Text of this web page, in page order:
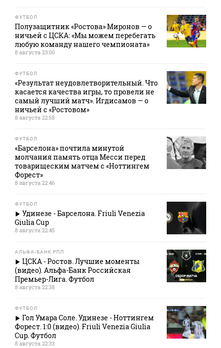
ФУТБОЛ
Полузащитник «Ростова» Миронов — о
ничьей с ЦСКА: «Мы можем перебегать
любую команду нашего чемпионата»
8 августа 23:00
ФУТБОЛ
«Результат неудовлетворительный. Что
касается качества игры, то провели не
самый лучший матч». Игдисамов — о
ничьей с «Ростовом»
8 августа 22:58
ФУТБОЛ
«Барселона» почтила минутой
молчания память отца Месси перед
товарищеским матчем с «Ноттингем
Форест»
8 августа 22:46
ФУТБОЛ
Удинезе - Барселона. Friuli Venezia
Giulia Cup
8 августа 22:45
АЛЬФА-БАНК РПЛ
ЦСКА - Ростов. Лучшие моменты
(видео). Альфа-Банк Российская
Премьер-Лига. Футбол
8 августа 22:38
ФУТБОЛ
Гол Умара Соле. Удинезе - Ноттингем
Форест. 1:0 (видео). Friuli Venezia Giulia
Cup. Футбол
8 августа 22:33